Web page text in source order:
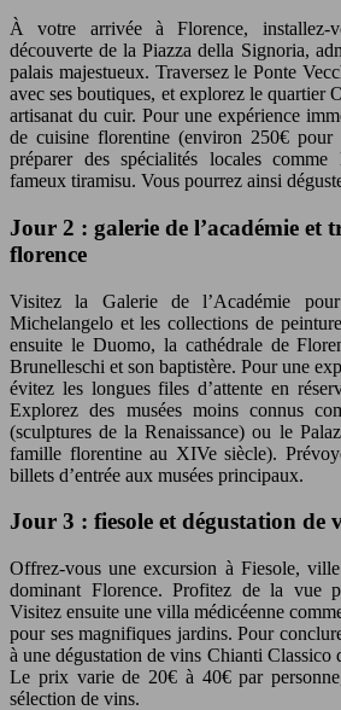
À votre arrivée à Florence, installez-
découverte de la Piazza della Signoria,
palais majestueux. Traversez le Ponte
avec ses boutiques, et explorez le quartier
artisanat du cuir. Pour une expérience
de cuisine florentine (environ 250€ pour
préparer des spécialités locales
fameux tiramisu. Vous pourrez ainsi
Jour 2 : galerie de l’académie et
florence
Visitez la Galerie de l’Académie
Michelangelo et les collections de
ensuite le Duomo, la cathédrale de
Brunelleschi et son baptistère. Pour une
évitez les longues files d’attente en
Explorez des musées moins connus
(sculptures de la Renaissance) ou le
famille florentine au XIVe siècle).
billets d’entrée aux musées principaux.
Jour 3 : fiesole et dégustation de
Offrez-vous une excursion à Fiesole,
dominant Florence. Profitez de la vue
Visitez ensuite une villa médicéenne
pour ses magnifiques jardins. Pour
à une dégustation de vins Chianti Classico
Le prix varie de 20€ à 40€ par
sélection de vins.